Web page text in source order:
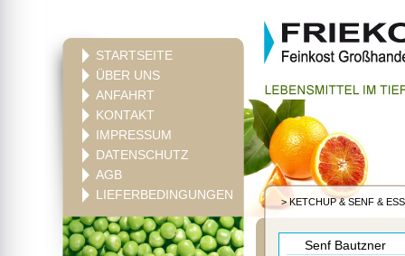
STARTSEITE
ÜBER UNS
ANFAHRT
KONTAKT
IMPRESSUM
DATENSCHUTZ
AGB
LIEFERBEDINGUNGEN
>KETCHUP & SENF &
Senf Bautzner